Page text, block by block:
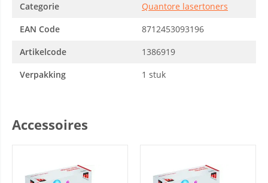
Categorie
Quantore lasertoners
EAN Code
8712453093196
Artikelcode
1386919
Verpakking
1 stuk
Accessoires